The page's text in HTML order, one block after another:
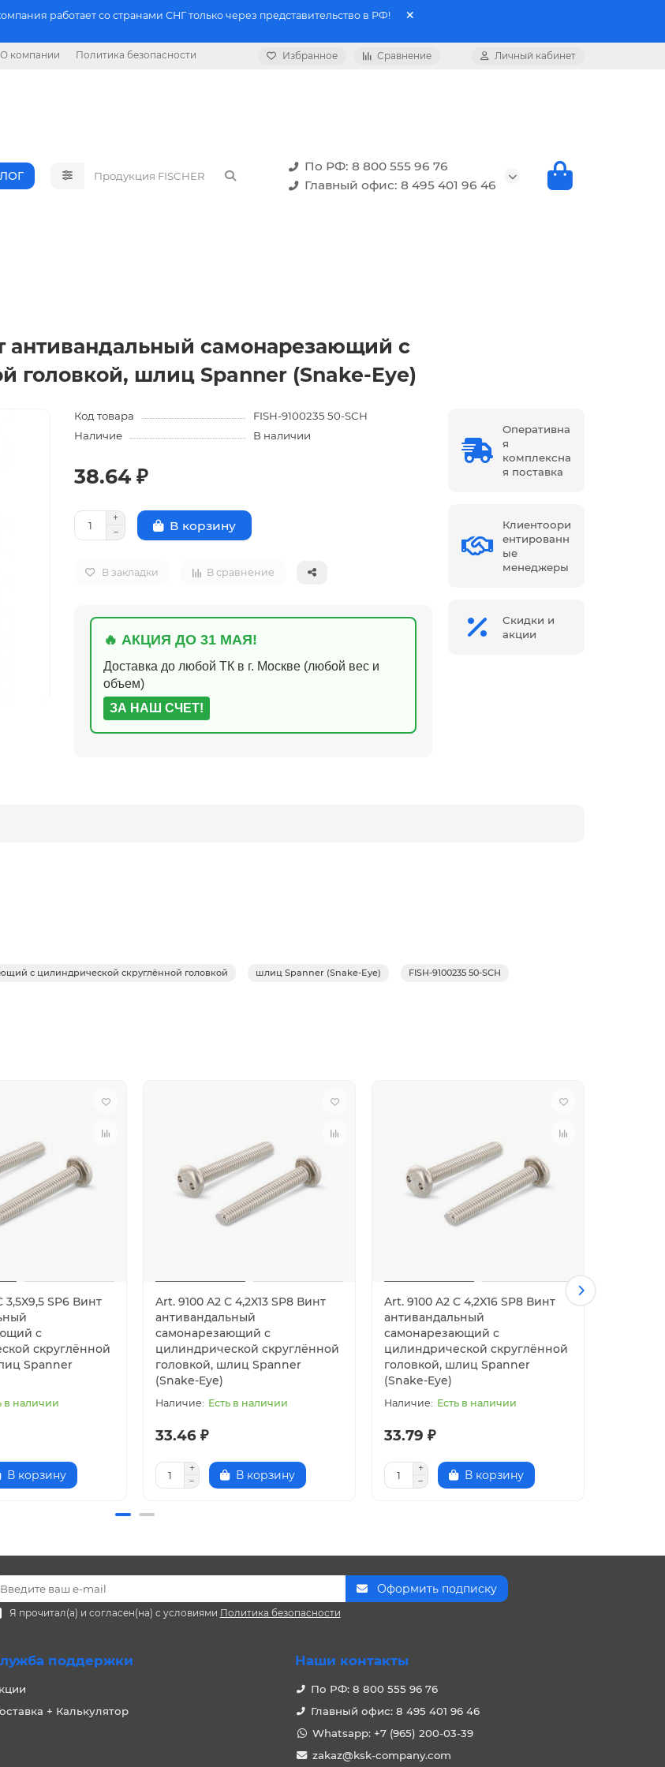
работает со странами СНГ только через представительство в РФ!
О компании Политика безопасности Избранное Сравнение Личный кабинет
По РФ: 8 800 555 96 76
Главный офис: 8 495 401 96 46
антивандальный самонарезающий с
головкой, шлиц Spanner (Snake-Eye)
Код товара
FISH-9100235 50-SCH
Наличие
В наличии
38.64 ₽
В корзину
В закладки В сравнение
🔥 АКЦИЯ ДО 31 МАЯ!
Доставка до любой ТК в г. Москве (любой вес и
объем)
ЗА НАШ СЧЕТ!
Оперативна
я
комплексна
я поставка
Клиентоори
ентированн
ые
менеджеры
Скидки и
акции
с цилиндрической скруглённой головкой шлиц Spanner (Snake-Eye) FISH-9100235 50-SCH
3,5X9,5 SP6 Винт
с
скруглённой
Spanner
в наличии
В корзину
Art. 9100 A2 C 4,2X13 SP8 Винт
антивандальный
самонарезающий с
цилиндрической скруглённой
головкой, шлиц Spanner
(Snake-Eye)
Есть в наличии
33.46 ₽
В корзину
Art. 9100 A2 C 4,2X16 SP8 Винт
антивандальный
самонарезающий с
цилиндрической скруглённой
головкой, шлиц Spanner
(Snake-Eye)
Есть в наличии
33.79 ₽
В корзину
Оформить подписку
Я прочитал(а) и согласен(на) с условиями Политика безопасности
поддержки
+ Калькулятор
Наши контакты
По РФ: 8 800 555 96 76
Главный офис: 8 495 401 96 46
Whatsapp: +7 (965) 200-03-39
zakaz@ksk-company.com